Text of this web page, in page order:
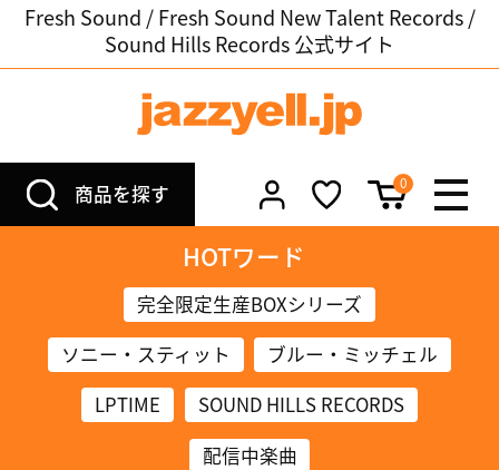
Fresh Sound / Fresh Sound New Talent Records /
Sound Hills Records 公式サイト
商品を探す 0
HOTワード
完全限定生産BOXシリーズ
ソニー・スティット
ブルー・ミッチェル
LPTIME
SOUND HILLS RECORDS
配信中楽曲